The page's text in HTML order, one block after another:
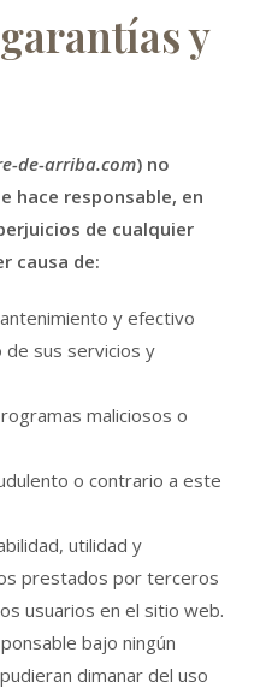
y
de-arriba.com) no
hace responsable, en
de cualquier
causa de:
y efectivo
de sus servicios y
maliciosos o
o contrario a este
utilidad y
prestados por terceros
usuarios en el sitio web.
bajo ningún
dimanar del uso